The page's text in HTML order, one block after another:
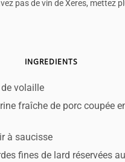
pas de vin de Xeres, mettez
INGREDIENTS
volaille
fraîche de porc coupée
à saucisse
fines de lard réservées au